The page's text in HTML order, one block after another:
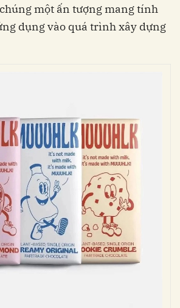
một ấn tượng mang tính
dụng vào quá trình xây dựng